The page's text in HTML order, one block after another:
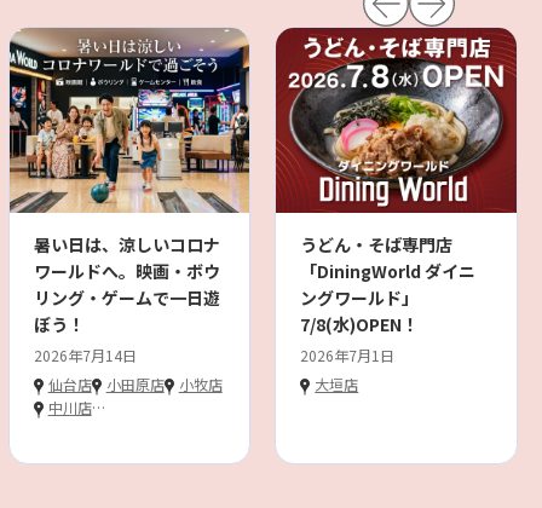
暑い日は、涼しいコロナ
ワールドへ。映画・ボウ
リング・ゲームで一日遊
ぼう！
2026年7月14日
仙台店
小田原店
小牧店
中川店…
うどん・そば専門店
「DiningWorld ダイニ
ングワールド」
7/8(水)OPEN！
2026年7月1日
大垣店